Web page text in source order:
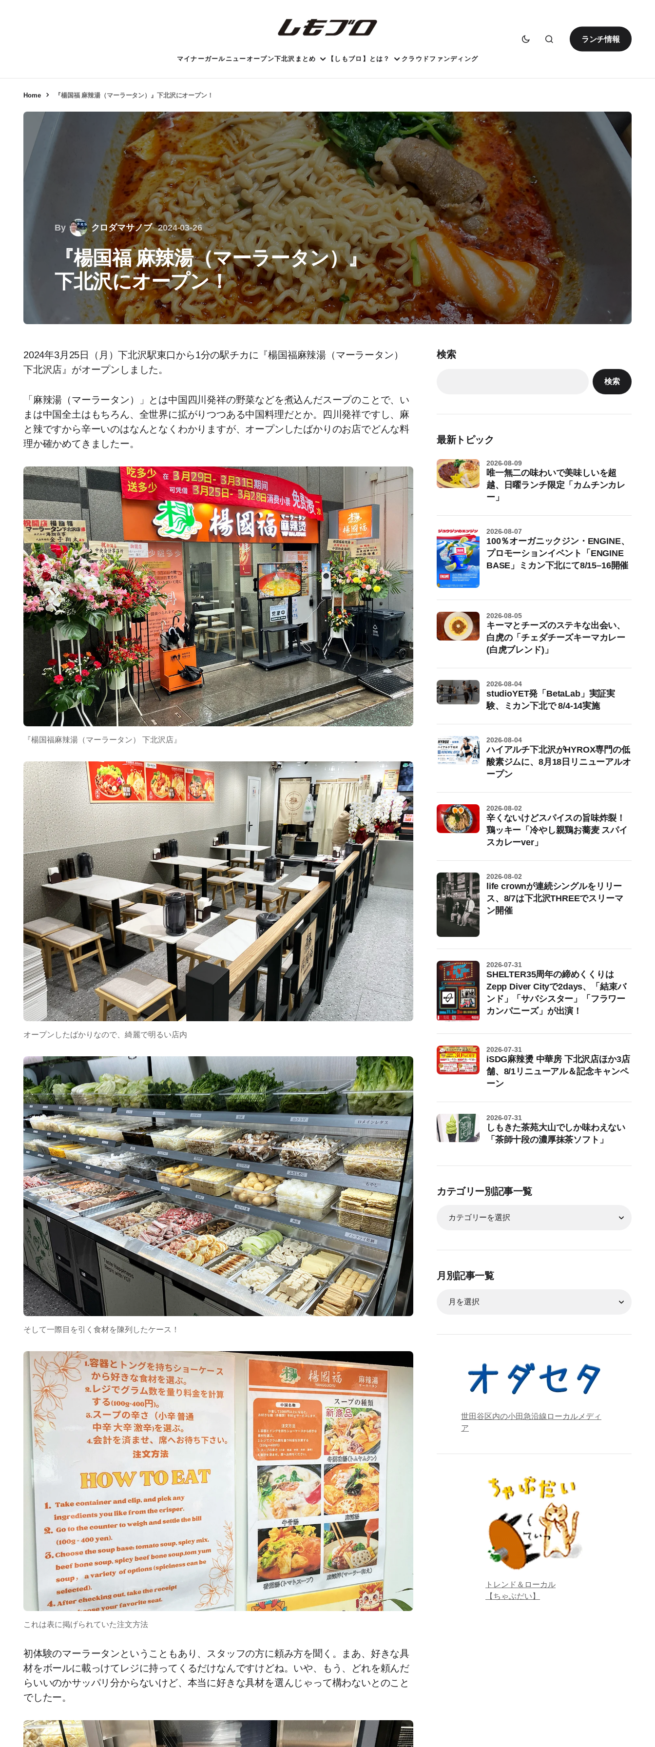
ランチ情報
マイナーガールニューオープン下北沢まとめ 【しもブロ】とは？ クラウドファンディング
Home 『楊国福 麻辣湯（マーラータン）』下北沢にオープン！
By クロダマサノブ 2024-03-26
『楊国福 麻辣湯（マーラータン）』
下北沢にオープン！
2024年3月25日（月）下北沢駅東口から1分の駅チカに『楊国福麻辣湯（マーラータン）
下北沢店』がオープンしました。
「麻辣湯（マーラータン）」とは中国四川発祥の野菜などを煮込んだスープのことで、い
まは中国全土はもちろん、全世界に拡がりつつある中国料理だとか。四川発祥ですし、麻
と辣ですから辛ーいのはなんとなくわかりますが、オープンしたばかりのお店でどんな料
理か確かめてきましたー。
『楊国福麻辣湯（マーラータン） 下北沢店』
オープンしたばかりなので、綺麗で明るい店内
そして一際目を引く食材を陳列したケース！
これは表に掲げられていた注文方法
初体験のマーラータンということもあり、スタッフの方に頼み方を聞く。まあ、好きな具
材をボールに載っけてレジに持ってくるだけなんですけどね。いや、もう、どれを頼んだ
らいいのかサッパリ分からないけど、本当に好きな具材を選んじゃって構わないとのこと
でしたー。
検索
検索
最新トピック
唯一無二の味わいで美味しいを超
越、日曜ランチ限定「カムチンカレ
ー」
2026-08-09
100％オーガニックジン・ENGINE、
プロモーションイベント「ENGINE
BASE」ミカン下北にて8/15–16開催
2026-08-07
キーマとチーズのステキな出会い、
白虎の「チェダチーズキーマカレー
(白虎ブレンド)」
2026-08-05
studioYET発「BetaLab」実証実
験、ミカン下北で 8/4-14実施
2026-08-04
ハイアルチ下北沢がHYROX専門の低
酸素ジムに、8月18日リニューアルオ
ープン
2026-08-04
辛くないけどスパイスの旨味炸裂！
鶏ッキー「冷やし親鶏お蕎麦 スパイ
スカレーver」
2026-08-02
life crownが連続シングルをリリー
ス、8/7は下北沢THREEでスリーマ
ン開催
2026-08-02
SHELTER35周年の締めくくりは
Zepp Diver Cityで2days、「結束バ
ンド」「サバシスター」「フラワー
カンパニーズ」が出演！
2026-07-31
iSDG麻辣燙 中華房 下北沢店ほか3店
舗、8/1リニューアル＆記念キャンペ
ーン
2026-07-31
しもきた茶苑大山でしか味わえない
「茶師十段の濃厚抹茶ソフト」
2026-07-31
カテゴリー別記事一覧
月別記事一覧
世田谷区内の小田急沿線ローカルメディ
ア
トレンド＆ローカル
【ちゃぶだい】